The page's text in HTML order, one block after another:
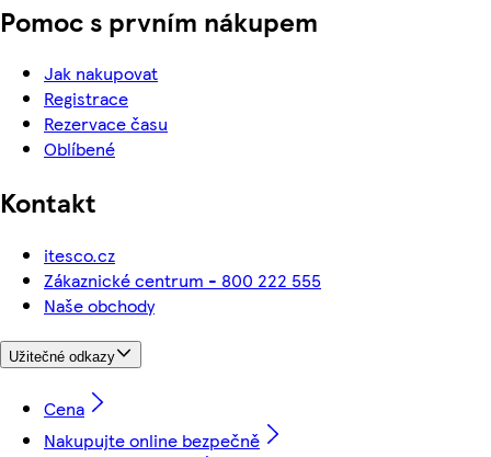
Pomoc s prvním nákupem
Jak nakupovat
Registrace
Rezervace času
Oblíbené
Kontakt
itesco.cz
Zákaznické centrum - 800 222 555
Naše obchody
Užitečné odkazy
Cena
Nakupujte online bezpečně